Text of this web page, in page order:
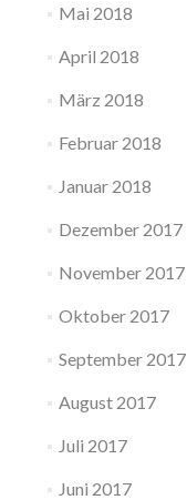
Mai 2018
April 2018
März 2018
Februar 2018
Januar 2018
Dezember 2017
November 2017
Oktober 2017
September 2017
August 2017
Juli 2017
Juni 2017